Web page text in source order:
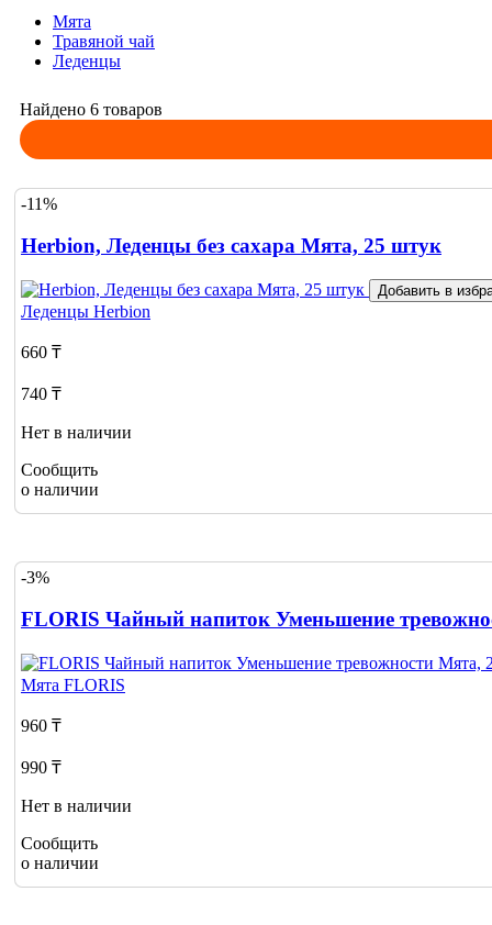
Мята
Травяной чай
Леденцы
Найдено 6 товаров
-11%
Herbion, Леденцы без сахара Мята, 25 штук
Добавить в
Леденцы Herbion
660 ₸
740 ₸
Нет в наличии
Сообщить
о наличии
-3%
FLORIS Чайный напиток Уменьшение
Мята FLORIS
960 ₸
990 ₸
Нет в наличии
Сообщить
о наличии